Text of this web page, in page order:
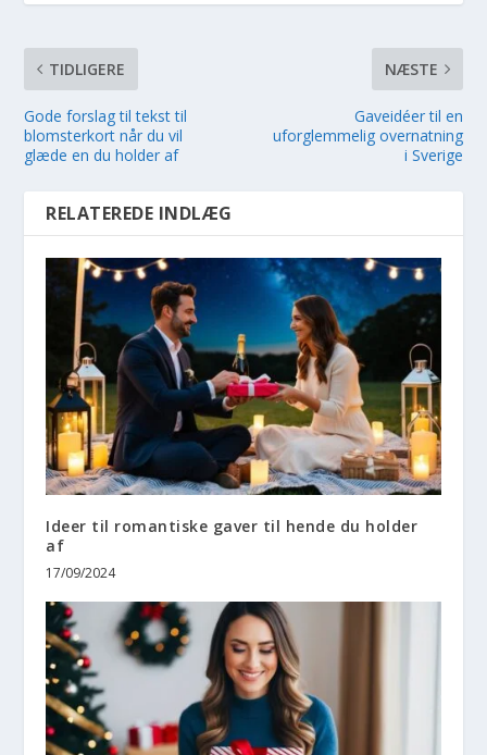
TIDLIGERE
Gode forslag til tekst til
blomsterkort når du vil
glæde en du holder af
NÆSTE
Gaveidéer til en
uforglemmelig overnatning
i Sverige
RELATEREDE INDLÆG
Ideer til romantiske gaver til hende du holder
af
17/09/2024